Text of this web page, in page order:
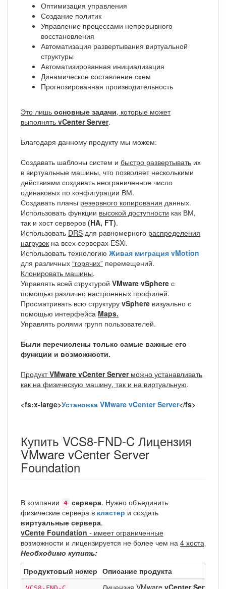
Оптимизация управления
Создание политик
Управление процессами непрерывного
восстановления
Автоматизация развертывания виртуальной
структуры
Автоматизированная инициализация
Динамическое составление схем
Прогнозированная производительность
Это лишь основные задачи, которые может
выполнять vCenter Server.
Благодаря данному продукту мы можем:
Создавать шаблоны систем и быстро развертывать их
в виртуальные машины, что позволяет несколькими
действиями создавать неограниченное число
одинаковых по конфигурации ВМ.
Создавать планы резервного копирования данных.
Использовать функции высокой доступности как ВМ,
так и хост серверов (HA, FT).
Использовать DRS для равномерного распределения
нагрузок на всех серверах ESXi.
Использовать технологию Живая миграция vMotion
для различных “горячих” перемещений.
Клонировать машины.
Управлять всей структурой VMware vSphere с
помощью различно настроенных профилей.
Просматривать всю структуру vSphere визуально с
помощью интерфейса Maps.
Управлять ролями групп пользователей.
Были перечислены только самые важные его
функции и возможности.
ПродуктVMware vCenter Serverможно устанавливать
как на физическую машину, так и на виртуальную.
<fs:x-large>Установка VMware vCenter Server</fs>
Купить VCS8-FND-C Лицензия
VMware vCenter Server
Foundation
В компании 4 сервера. Нужно объединить
физические сервера в кластер и создать
виртуальные сервера.
vCente Foundation - имеет ограниченные
возможности и лицензируется не более чем на 4 хоста
Необходимо купить:
Продуктовый номер Описание продукта